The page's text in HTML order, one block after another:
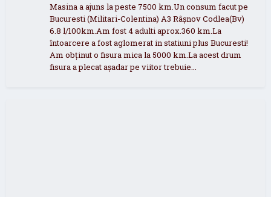
Masina a ajuns la peste 7500 km.Un consum facut pe
Bucuresti (Militari-Colentina) A3 Râșnov Codlea(Bv)
6.8 l/100km.Am fost 4 adulti aprox.360 km.La
întoarcere a fost aglomerat in statiuni plus Bucuresti!
Am obținut o fisura mica la 5000 km.La acest drum
fisura a plecat așadar pe viitor trebuie...